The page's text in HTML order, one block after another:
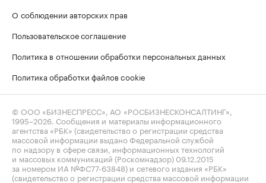
О соблюдении авторских прав
Пользовательское соглашение
Политика в отношении обработки персональных данных
Политика обработки файлов cookie
© ООО «БИЗНЕСПРЕСС», АО «РОСБИЗНЕСКОНСАЛТИНГ»,
1995–2026 . Сообщения и материалы информационного
агентства «РБК» (свидетельство о регистрации средства
массовой информации выдано Федеральной службой
по надзору в сфере связи, информационных технологий
и массовых коммуникаций (Роскомнадзор) 09.12.2015
за номером ИА №ФС77-63848) и сетевого издания «РБК»
(свидетельство о регистрации средства массовой информации